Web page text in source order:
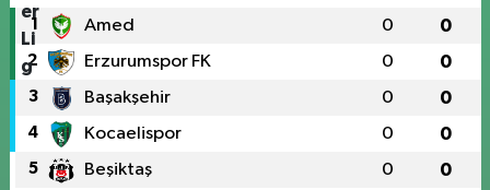
1 Amed 0 0
2 Erzurumspor FK 0 0
3 Başakşehir 0 0
4 Kocaelispor 0 0
5 Beşiktaş 0 0